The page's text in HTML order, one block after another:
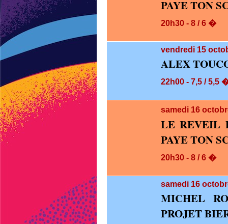
PAYE TON
20h30 - 8 / 6 �
vendredi 15
ALEX
22h00 - 7,5 / 5,5
samedi 16
LE REVEIL
PAYE TON
20h30 - 8 / 6 �
samedi 16
MICHEL
PROJET